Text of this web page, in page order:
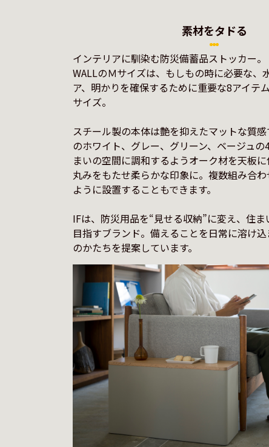
素材をタドる
インテリアに馴染む防災備蓄品ストッカー。
WALLのＭサイズは、もしもの時に必要な、
ア、明かりを確保するために重要な8アイテ
サイズ。
スチール製の本体は艶を抑えたマットな質
のホワイト、グレー、グリーン、ベージュ
まいの空間に調和するようオーク材を天板
丸みをもたせ柔らかな印象に。複数組み合
ように設置することもできます。
IFは、防災用品を“見せる収納”に変え、住
目指すブランド。備えることを日常に溶け
のかたちを提案しています。